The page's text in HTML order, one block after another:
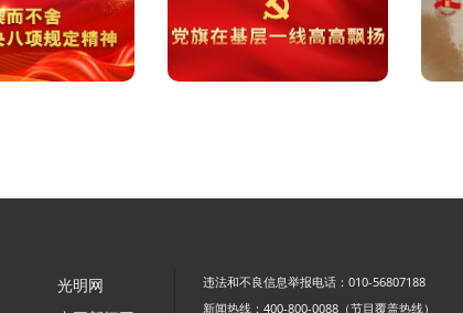
光明网
违法和不良信息举报电话：010-56807188
新闻热线：400-800-0088（节目覆盖热线）